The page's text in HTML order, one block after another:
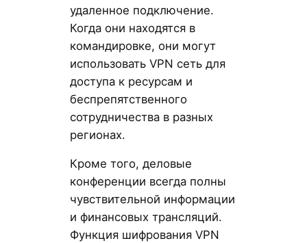
удаленное подключение.
Когда они находятся в
командировке, они могут
использовать VPN сеть для
доступа к ресурсам и
беспрепятственного
сотрудничества в разных
регионах.
Кроме того, деловые
конференции всегда полны
чувствительной информации
и финансовых трансляций.
Функция шифрования VPN